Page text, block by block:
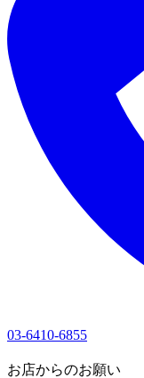
03-6410-6855
お店からのお願い